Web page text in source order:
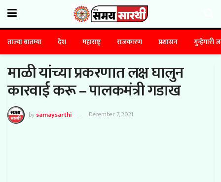
ताज्या बातम्या देश महाराष्ट्र राजकारण प्रशासन गुन्हेगारी
माळी यांच्या प्रकरणात लक्ष घालुन
कारवाई करू – पालकमंत्री गडाख
bysamaysarthi December 7, 2021